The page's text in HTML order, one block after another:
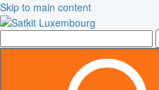
Skip to main content